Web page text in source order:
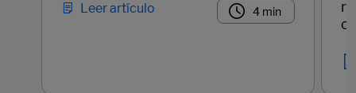
Leer artículo 4 min